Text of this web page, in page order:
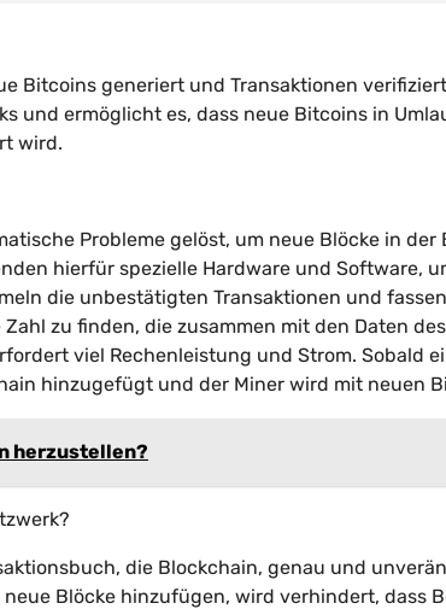
Bitcoins generiert und Transaktionen
und ermöglicht es, dass neue Bitcoins in
wird.
Probleme gelöst, um neue Blöcke in der
hierfür spezielle Hardware und Software,
die unbestätigten Transaktionen und
zu finden, die zusammen mit den Daten
viel Rechenleistung und Strom. Sobald
hinzugefügt und der Miner wird mit neuen
herzustellen?
die Blockchain, genau und
Blöcke hinzufügen, wird verhindert, dass